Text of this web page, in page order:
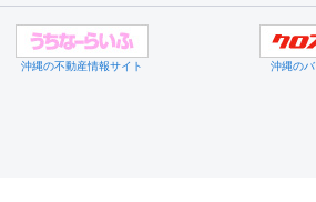
沖縄の不動産情報サイト 沖縄の